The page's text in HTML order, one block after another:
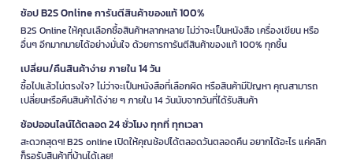
ช้อป B2S Online การันตีสินค้าของแท้ 100%
B2S Online ให้คุณเลือกซื้อสินค้าหลากหลาย ไม่ว่าจะเป็นหนังสือ เครื่องเขียน หรือ
อื่นๆ อีกมากมายได้อย่างมั่นใจ ด้วยการการันตีสินค้าของแท้ 100% ทุกชิ้น
เปลี่ยน/คืนสินค้าง่าย ภายใน 14 วัน
ซื้อไปแล้วไม่ตรงใจ? ไม่ว่าจะเป็นหนังสือที่เลือกผิด หรือสินค้ามีปัญหา คุณสามารถ
เปลี่ยนหรือคืนสินค้าได้ง่าย ๆ ภายใน 14 วันนับจากวันที่ได้รับสินค้า
ช้อปออนไลน์ได้ตลอด 24 ชั่วโมง ทุกที่ ทุกเวลา
สะดวกสุดๆ! B2S online เปิดให้คุณช้อปได้ตลอดวันตลอดคืน อยากได้อะไร แค่คลิก
ก็รอรับสินค้าที่บ้านได้เลย!